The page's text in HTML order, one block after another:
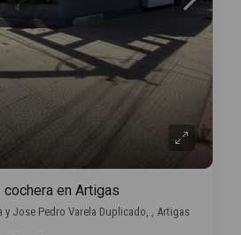
en Artigas
y Jose Pedro Varela Duplicado, , Artigas